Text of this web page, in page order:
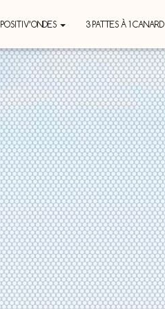
POSITIV’ONDES 3 PATTES À 1 CANARD